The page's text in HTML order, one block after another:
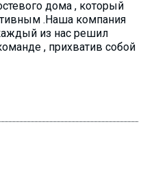
дома , который
.Наша компания
из нас решил
, прихватив собой